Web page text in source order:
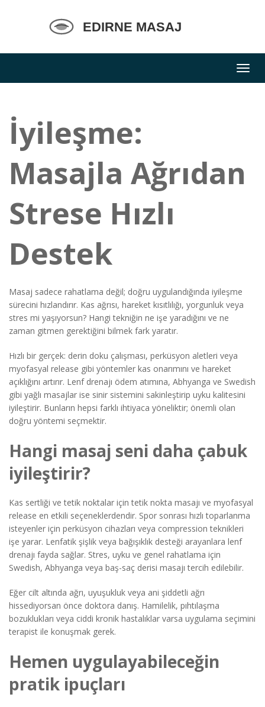
İyileşme:
Masajla Ağrıdan
Strese Hızlı
Destek
Masaj sadece rahatlama değil; doğru uygulandığında iyileşme
sürecini hızlandırır. Kas ağrısı, hareket kısıtlılığı, yorgunluk veya
stres mi yaşıyorsun? Hangi tekniğin ne işe yaradığını ve ne
zaman gitmen gerektiğini bilmek fark yaratır.
Hızlı bir gerçek: derin doku çalışması, perküsyon aletleri veya
myofasyal release gibi yöntemler kas onarımını ve hareket
açıklığını artırır. Lenf drenajı ödem atımına, Abhyanga ve Swedish
gibi yağlı masajlar ise sinir sistemini sakinleştirip uyku kalitesini
iyileştirir. Bunların hepsi farklı ihtiyaca yöneliktir; önemli olan
doğru yöntemi seçmektir.
Hangi masaj seni daha çabuk
iyileştirir?
Kas sertliği ve tetik noktalar için tetik nokta masajı ve myofasyal
release en etkili seçeneklerdendir. Spor sonrası hızlı toparlanma
isteyenler için perküsyon cihazları veya compression teknikleri
işe yarar. Lenfatik şişlik veya bağışıklık desteği arayanlara lenf
drenajı fayda sağlar. Stres, uyku ve genel rahatlama için
Swedish, Abhyanga veya baş-saç derisi masajı tercih edilebilir.
Eğer cilt altında ağrı, uyuşukluk veya ani şiddetli ağrı
hissediyorsan önce doktora danış. Hamilelik, pıhtılaşma
bozuklukları veya ciddi kronik hastalıklar varsa uygulama seçimini
terapist ile konuşmak gerek.
Hemen uygulayabileceğin
pratik ipuçları